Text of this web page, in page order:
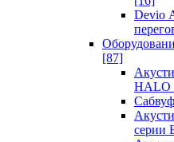
Devio
[87]
HALO
серии